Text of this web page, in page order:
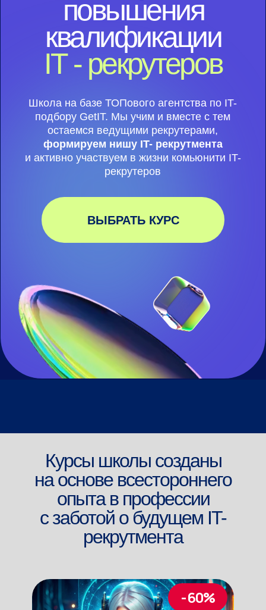
подбору GetIT. Мы учим и вместе с тем
остаемся ведущими рекрутерами,
формируем нишу IT- рекрутмента
и активно участвуем в жизни комьюнити IT-
рекрутеров
ВЫБРАТЬ КУРС
Курсы школы созданы
на основе всестороннего
опыта в профессии
с заботой о будущем IT-
рекрутмента
- 60%